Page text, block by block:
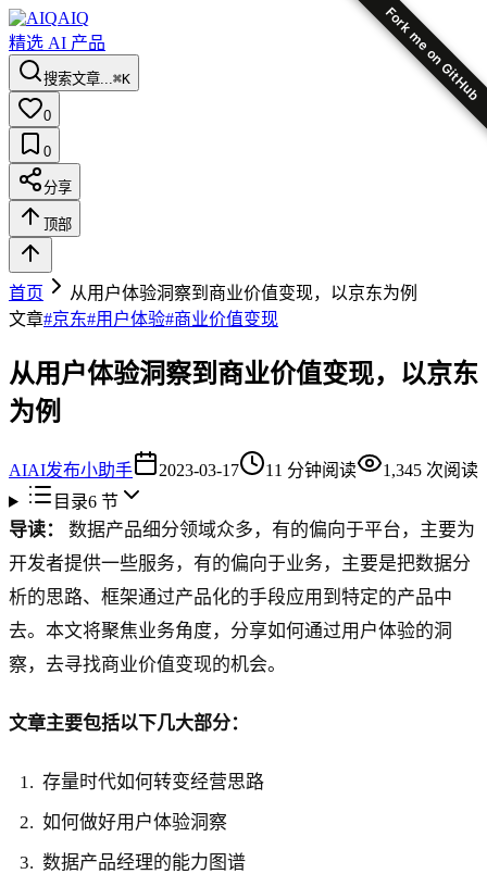
Fork me on GitHub
AIQ
精选 AI 产品
搜索文章...⌘K
0
0
分享
顶部
首页
从用户体验洞察到商业价值变现，以京东为例
文章#京东#用户体验#商业价值变现
从用户体验洞察到商业价值变现，以京东
为例
AIAI发布小助手 2023-03-17 11 分钟阅读 1,345 次阅读
目录6节
导读：
数据产品细分领域众多，有的偏向于平台，主要为
开发者提供一些服务，有的偏向于业务，主要是把数据分
析的思路、框架通过产品化的手段应用到特定的产品中
去。本文将聚焦业务角度，分享如何通过用户体验的洞
察，去寻找商业价值变现的机会。
文章主要包括以下几大部分：
存量时代如何转变经营思路
如何做好用户体验洞察
数据产品经理的能力图谱